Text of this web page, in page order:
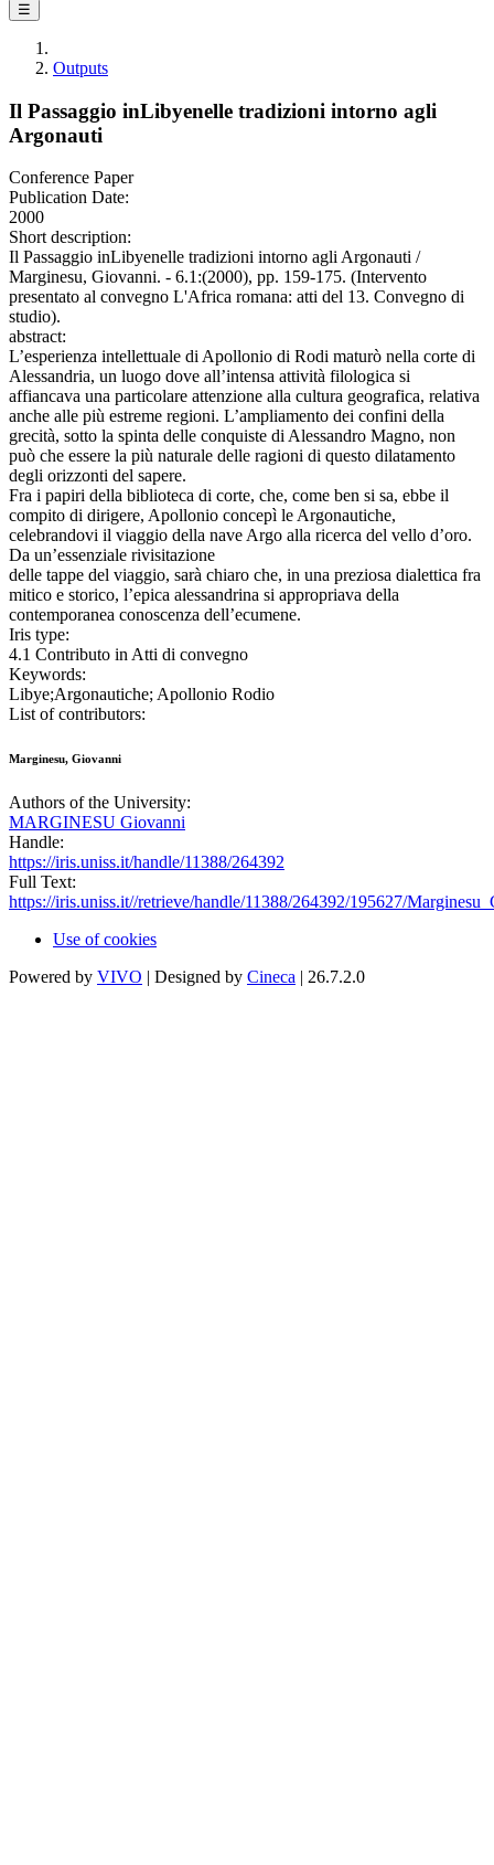
☰
Outputs
Il Passaggio inLibyenelle tradizioni intorno agli
Argonauti
Conference Paper
Publication Date:
2000
Short description:
Il Passaggio inLibyenelle tradizioni intorno agli Argonauti /
Marginesu, Giovanni. - 6.1:(2000), pp. 159-175. (Intervento
presentato al convegno L'Africa romana: atti del 13. Convegno di
studio).
abstract:
L’esperienza intellettuale di Apollonio di Rodi maturò nella corte di
Alessandria, un luogo dove all’intensa attività filologica si
affiancava una particolare attenzione alla cultura geografica, relativa
anche alle più estreme regioni. L’ampliamento dei confini della
grecità, sotto la spinta delle conquiste di Alessandro Magno, non
può che essere la più naturale delle ragioni di questo dilatamento
degli orizzonti del sapere.
Fra i papiri della biblioteca di corte, che, come ben si sa, ebbe il
compito di dirigere, Apollonio concepì le Argonautiche,
celebrandovi il viaggio della nave Argo alla ricerca del vello d’oro.
Da un’essenziale rivisitazione
delle tappe del viaggio, sarà chiaro che, in una preziosa dialettica fra
mitico e storico, l’epica alessandrina si appropriava della
contemporanea conoscenza dell’ecumene.
Iris type:
4.1 Contributo in Atti di convegno
Keywords:
Libye;Argonautiche; Apollonio Rodio
List of contributors:
Marginesu, Giovanni
Authors of the University:
MARGINESU Giovanni
Handle:
https://iris.uniss.it/handle/11388/264392
Full Text:
https://iris.uniss.it//retrieve/handle/11388/264392/195627/
Use of cookies
Powered by VIVO | Designed by Cineca | 26.7.2.0